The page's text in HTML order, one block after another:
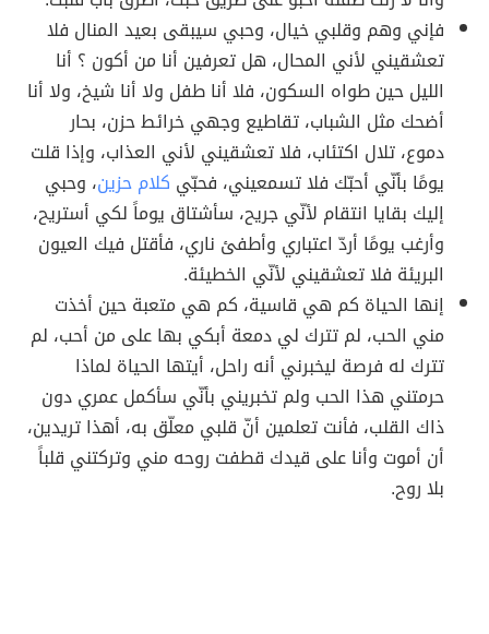
فإني وهم وقلبي خيال، وحبي سيبقى بعيد المنال فلا
تعشقيني لأني المحال، هل تعرفين أنا من أكون ؟ أنا
الليل حين طواه السكون، فلا أنا طفل ولا أنا شيخ، ولا أنا
أضحك مثل الشباب، تقاطيع وجهي خرائط حزن، بحار
دموع، تلال اكتئاب، فلا تعشقيني لأني العذاب، وإذا قلت
يومًا بأنّي أحبّك فلا تسمعيني، فحبّي كلام حزين، وحبي
إليك بقايا انتقام لأنّي جريح، سأشتاق يوماً لكي أستريح،
وأرغب يومًا أردّ اعتباري وأطفئ ناري، فأقتل فيك العيون
البريئة فلا تعشقيني لأنّي الخطيئة.
إنها الحياة كم هي قاسية، كم هي متعبة حين أخذت
مني الحب، لم تترك لي دمعة أبكي بها على من أحب، لم
تترك له فرصة ليخبرني أنه راحل، أيتها الحياة لماذا
حرمتني هذا الحب ولم تخبريني بأنّي سأكمل عمري دون
ذاك القلب، فأنت تعلمين أنّ قلبي معلّق به، أهذا تريدين،
أن أموت وأنا على قيدك قطفت روحه مني وتركتني قلباً
بلا روح.